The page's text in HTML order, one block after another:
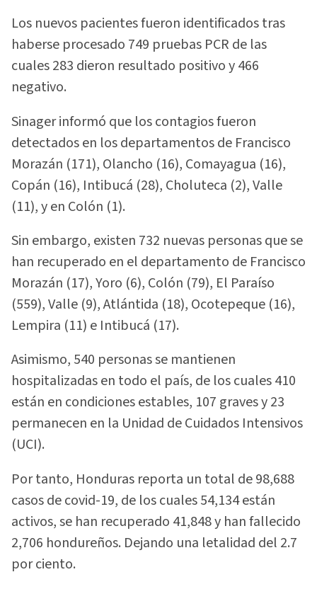
Los nuevos pacientes fueron identificados tras
haberse procesado 749 pruebas PCR de las
cuales 283 dieron resultado positivo y 466
negativo.
Sinager informó que los contagios fueron
detectados en los departamentos de Francisco
Morazán (171), Olancho (16), Comayagua (16),
Copán (16), Intibucá (28), Choluteca (2), Valle
(11), y en Colón (1).
Sin embargo, existen 732 nuevas personas que se
han recuperado en el departamento de Francisco
Morazán (17), Yoro (6), Colón (79), El Paraíso
(559), Valle (9), Atlántida (18), Ocotepeque (16),
Lempira (11) e Intibucá (17).
Asimismo, 540 personas se mantienen
hospitalizadas en todo el país, de los cuales 410
están en condiciones estables, 107 graves y 23
permanecen en la Unidad de Cuidados Intensivos
(UCI).
Por tanto, Honduras reporta un total de 98,688
casos de covid-19, de los cuales 54,134 están
activos, se han recuperado 41,848 y han fallecido
2,706 hondureños. Dejando una letalidad del 2.7
por ciento.